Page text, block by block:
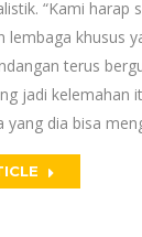
“Kami harap
lembaga khusus
terus
jadi kelemahan
yang dia bisa